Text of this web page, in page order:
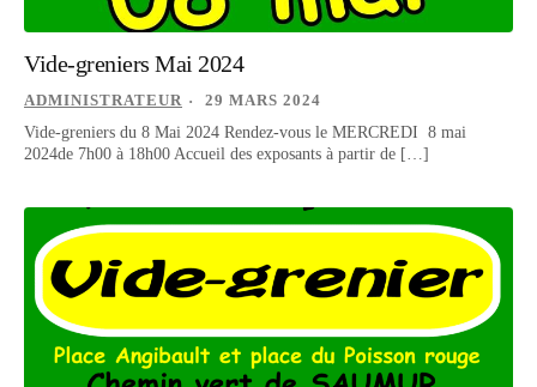
Vide-greniers Mai 2024
ADMINISTRATEUR
29 MARS 2024
Vide-greniers du 8 Mai 2024 Rendez-vous le MERCREDI 8 mai
2024de 7h00 à 18h00 Accueil des exposants à partir de […]